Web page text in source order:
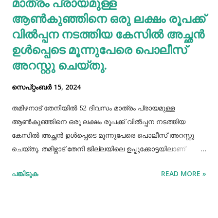
ആണ്‍കുഞ്ഞിനെ ഒരു ലക്ഷം രൂപക്ക്
വില്‍പ്പന നടത്തിയ കേസില്‍ അച്ഛൻ
ഉള്‍പ്പെടെ മൂന്നുപേരെ പൊലീസ്
അറസ്റ്റു ചെയ്തു.
സെപ്റ്റംബർ 15, 2024
തമിഴനാട് തേനിയില്‍ 52 ദിവസം മാത്രം പ്രായമുള്ള
ആണ്‍കുഞ്ഞിനെ ഒരു ലക്ഷം രൂപക്ക് വില്‍പ്പന നടത്തിയ
കേസില്‍ അച്ഛൻ ഉള്‍പ്പെടെ മൂന്നുപേരെ പൊലീസ് അറസ്റ്റു
ചെയ്തു. തമിഴ്നാട് തേനി ജില്ലയിലെ ഉപ്പുക്കോട്ടയിലാണ്
സ്വദേശികളായ ദമ്ബതികളുമാണ് അറസ്റ്റിലായത്. തേനി
പങ്കിടുക READ MORE »